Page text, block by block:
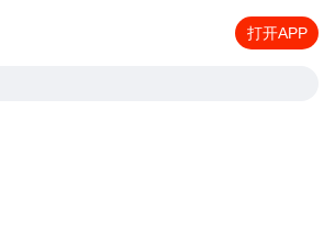
打开APP